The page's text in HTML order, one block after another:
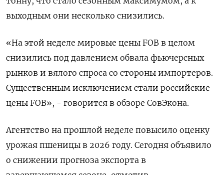
выходным ​они несколько снизились.
«На этой неделе мировые цены FOB в целом
снизились под давлением обвала фьючерсных
рынков ‌и вялого спроса со стороны импортеров.
Существенным исключением стали российские
цены FOB», - говорится в обзоре СовЭкона.
Агентство на ​прошлой неделе повысило оценку
урожая пшеницы в 2026 году. Сегодня объявило
о снижении прогноза экспорта в